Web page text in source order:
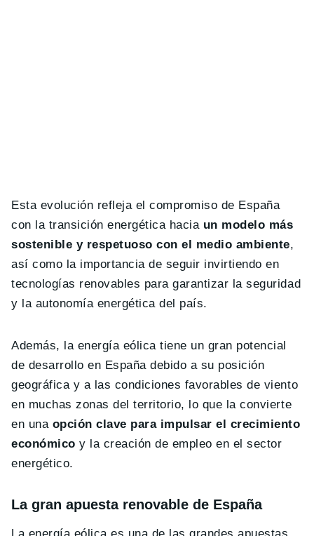
Esta evolución refleja el compromiso de España
con la transición energética hacia un modelo más
sostenible y respetuoso con el medio ambiente,
así como la importancia de seguir invirtiendo en
tecnologías renovables para garantizar la seguridad
y la autonomía energética del país.
Además, la energía eólica tiene un gran potencial
de desarrollo en España debido a su posición
geográfica y a las condiciones favorables de viento
en muchas zonas del territorio, lo que la convierte
en una opción clave para impulsar el crecimiento
económico y la creación de empleo en el sector
energético.
La gran apuesta renovable de España
La energía eólica es una de las grandes apuestas